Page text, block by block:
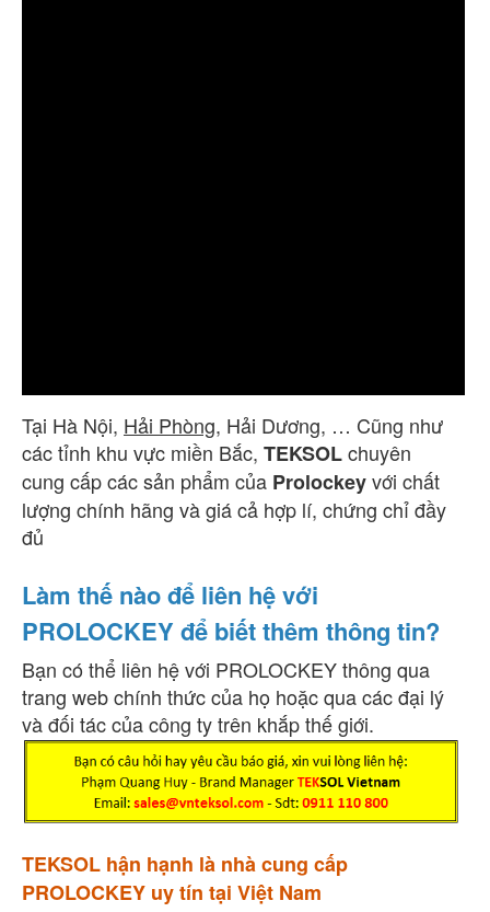
Tại Hà Nội, Hải Phòng, Hải Dương, … Cũng như
các tỉnh khu vực miền Bắc, TEKSOLchuyên
cung cấp các sản phẩm của Prolockeyvới chất
lượng chính hãng và giá cả hợp lí, chứng chỉ đầy
đủ
Làm thế nào để liên hệ với
PROLOCKEY để biết thêm thông tin?
Bạn có thể liên hệ với PROLOCKEY thông qua
trang web chính thức của họ hoặc qua các đại lý
và đối tác của công ty trên khắp thế giới.
TEKSOL hận hạnh là nhà cung cấp
PROLOCKEY uy tín tại Việt Nam